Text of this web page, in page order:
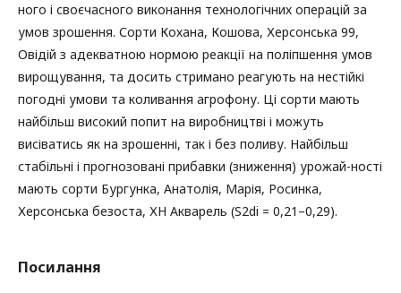
ного і своєчасного виконання технологічних операцій за
умов зрошення. Сорти Кохана, Кошова, Херсонська 99,
Овідій з адекватною нормою реакції на поліпшення умов
вирощування, та досить стримано реагують на нестійкі
погодні умови та коливання агрофону. Ці сорти мають
найбільш високий попит на виробництві і можуть
висіватись як на зрошенні, так і без поливу. Найбільш
стабільні і прогнозовані прибавки (зниження) урожай-ності
мають сорти Бургунка, Анатолія, Марія, Росинка,
Херсонська безоста, ХН Акварель (S2di = 0,21–0,29).
Посилання